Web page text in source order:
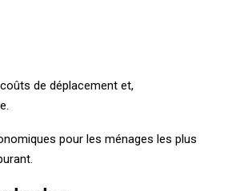
de déplacement et,
pour les ménages les plus